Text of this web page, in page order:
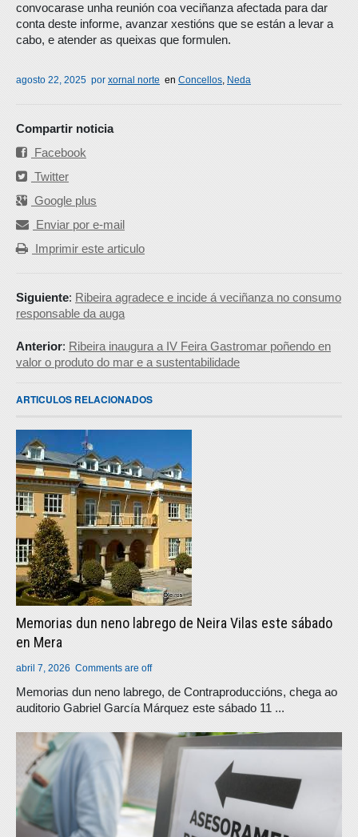
convocarase unha reunión coa veciñanza afectada para dar
conta deste informe, avanzar xestións que se están a levar a
cabo, e atender as queixas que formulen.
agosto 22, 2025 por xornal norte en Concellos, Neda
Compartir noticia
Facebook
Twitter
Google plus
Enviar por e-mail
Imprimir este articulo
Siguiente: Ribeira agradece e incide á veciñanza no consumo
responsable da auga
Anterior: Ribeira inaugura a IV Feira Gastromar poñendo en
valor o produto do mar e a sustentabilidade
ARTICULOS RELACIONADOS
Memorias dun neno labrego de Neira Vilas este sábado
en Mera
abril 7, 2026 Comments are off
Memorias dun neno labrego, de Contraproduccións, chega ao
auditorio Gabriel García Márquez este sábado 11 ...